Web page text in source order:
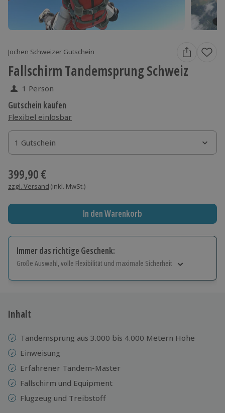
Jochen Schweizer Gutschein
Fallschirm Tandemsprung Schweiz
1 Person
Gutschein kaufen
Flexibel einlösbar
1 Gutschein
1 Gutschein
1 Gutschein
399,90 €
zzgl. Versand (inkl. MwSt.)
In den Warenkorb
Immer das richtige Geschenk:
Große Auswahl, volle Flexibilität und maximale Sicherheit
Jeder Gutschein für alle Erlebnisse einlösbar.
Inhalt
Tandemsprung aus 3.000 bis 4.000 Metern Höhe
Einweisung
Erfahrener Tandem-Master
Fallschirm und Equipment
Flugzeug und Treibstoff